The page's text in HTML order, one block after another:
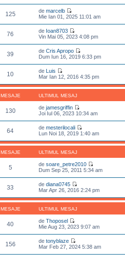
125 demarcelb
Mie Ian 01, 2025 11:01 am
76 de Ioan8703
Vin Mai 05, 2023 4:08 pm
39 deCris Apropo
Dum Iun 16, 2019 6:33 pm
10 de Luis
Mar Ian 12, 2016 4:35 pm
MESAJE ULTIMUL MESAJ
130 dejamesgriffin
Joi Iul 06, 2023 10:34 am
64 demesterilocali
Lun Noi 18, 2019 1:40 am
MESAJE ULTIMUL MESAJ
5 desoare_petre2010
Dum Sep 25, 2011 5:34 am
33 dediana0745
Mar Apr 26, 2016 2:24 pm
MESAJE ULTIMUL MESAJ
40 deThoposel
Mie Aug 23, 2023 9:07 am
156 detonyblaze
Mar Feb 27, 2024 5:38 am